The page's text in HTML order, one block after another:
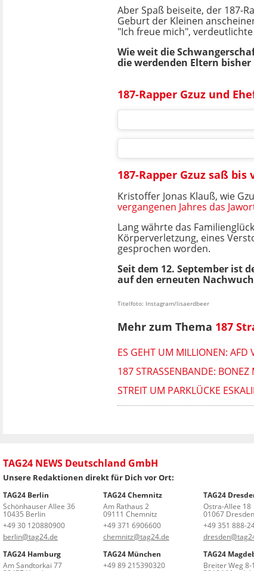
Aber Spaß beiseite, der 187-
Geburt der Kleinen
"Ich freue mich",
Wie weit die
die werdenden Eltern
187-Rapper Gzuz und
187-Rapper Gzuz saß
Kristoffer Jonas Klauß, wie
vergangenen Jahres das
Lang währte das
Körperverletzung, eines
gesprochen worden.
Seit dem 12. September ist
auf den erneuten
Titelfoto: Instagram/lisaerdbeer
Mehr zum Thema 187
ES GEHT UM MILLIONEN: AFD
187 STRASSENBANDE:
STREIT UM PARKLÜCKE
TAG24 NEWS Deutschland GmbH
Unsere Redaktionen direkt für Dich vor Ort:
TAG24 Berlin
Schönhauser Allee 36
10435 Berlin
+49 30 120880900
berlin@tag24.de
TAG24 Chemnitz
Am Rathaus 2
09111 Chemnitz
+49 371 6906600
chemnitz@tag24.de
TAG24
Ostra-Allee 18
01067 Dresden
+49 351 888-
TAG24 Hamburg
Am Sandtorkai 77
TAG24 München
+49 89 215390320
TAG24
Breiter Weg 8-